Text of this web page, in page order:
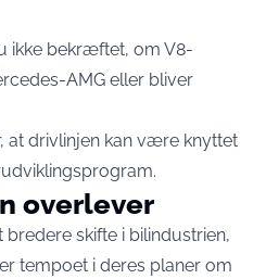
ikke bekræftet, om V8-
AMG eller bliver
at drivlinjen kan være knyttet
overlever
skifte i bilindustrien,
tempoet i deres planer om